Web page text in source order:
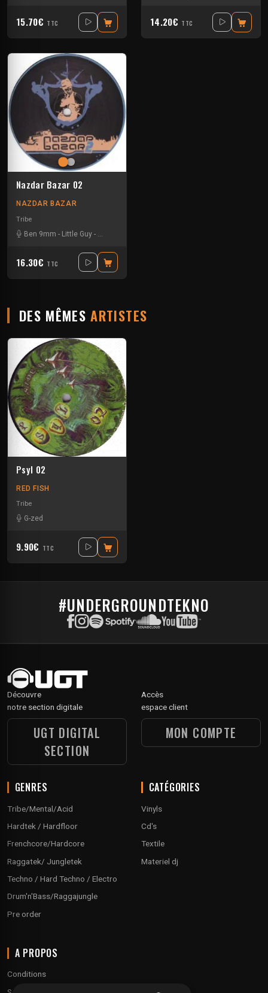
15.70€ TTC 14.20€ TTC
Nazdar Bazar 02
NAZDAR BAZAR
Tribe
Ben 9mm - Little Guy -
16.30€ TTC
DES MÊMESARTISTES
Psyl 02
RED FISH
Tribe
G-zed
9.90€ TTC
#UNDERGROUNDTEKNO
Découvre
notre section digitale
UGT DIGITAL
SECTION
Accès
espace client
MON COMPTE
GENRES
Tribe/Mental/Acid
Hardtek / Hardfloor
Frenchcore/Hardcore
Raggatek/ Jungletek
Techno / Hard Techno / Electro
Drum'n'Bass/Raggajungle
Pre order
CATÉGORIES
Vinyls
Cd's
Textile
Materiel dj
A PROPOS
Conditions